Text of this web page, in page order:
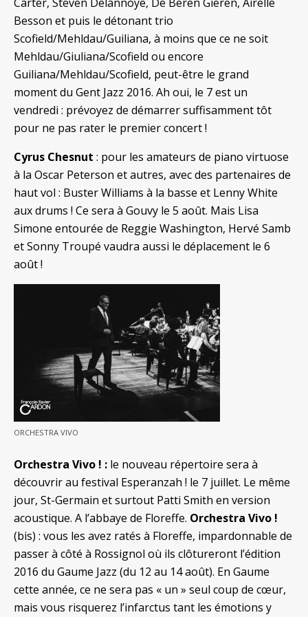
Besson et puis le détonant trio
Scofield/Mehldau/Guiliana, à moins que ce ne soit
Mehldau/Giuliana/Scofield ou encore
Guiliana/Mehldau/Scofield, peut-être le grand
moment du Gent Jazz 2016. Ah oui, le 7 est un
vendredi : prévoyez de démarrer suffisamment tôt
pour ne pas rater le premier concert !
Cyrus Chesnut : pour les amateurs de piano virtuose
à la Oscar Peterson et autres, avec des partenaires de
haut vol : Buster Williams à la basse et Lenny White
aux drums ! Ce sera à Gouvy le 5 août. Mais Lisa
Simone entourée de Reggie Washington, Hervé Samb
et Sonny Troupé vaudra aussi le déplacement le 6
août !
ORCHESTRA VIVO
Orchestra Vivo ! : le nouveau répertoire sera à
découvrir au festival Esperanzah ! le 7 juillet. Le même
jour, St-Germain et surtout Patti Smith en version
acoustique. A l’abbaye de Floreffe. Orchestra Vivo !
(bis) : vous les avez ratés à Floreffe, impardonnable de
passer à côté à Rossignol où ils clôtureront l’édition
2016 du Gaume Jazz (du 12 au 14 août). En Gaume
cette année, ce ne sera pas « un » seul coup de cœur,
mais vous risquerez l’infarctus tant les émotions y